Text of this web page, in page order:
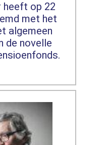
heeft op 22
met het
algemeen
de novelle